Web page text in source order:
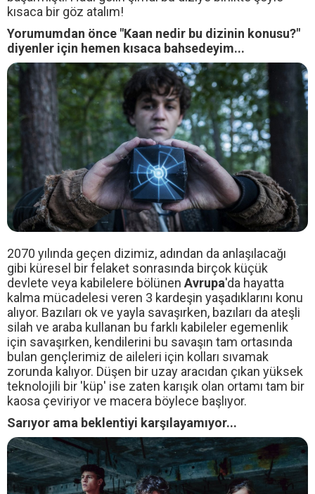
kısaca bir göz atalım!
Yorumumdan önce "Kaan nedir bu dizinin konusu?"
diyenler için hemen kısaca bahsedeyim...
2070 yılında geçen dizimiz, adından da anlaşılacağı
gibi küresel bir felaket sonrasında birçok küçük
devlete veya kabilelere bölünen Avrupa'da hayatta
kalma mücadelesi veren 3 kardeşin yaşadıklarını konu
alıyor. Bazıları ok ve yayla savaşırken, bazıları da ateşli
silah ve araba kullanan bu farklı kabileler egemenlik
için savaşırken, kendilerini bu savaşın tam ortasında
bulan gençlerimiz de aileleri için kolları sıvamak
zorunda kalıyor. Düşen bir uzay aracıdan çıkan yüksek
teknolojili bir 'küp' ise zaten karışık olan ortamı tam bir
kaosa çeviriyor ve macera böylece başlıyor.
Sarıyor ama beklentiyi karşılayamıyor...